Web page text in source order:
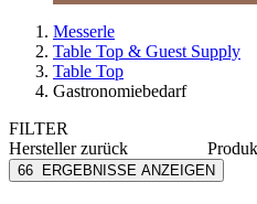
Messerle
Table Top & Guest Supply
Table Top
Gastronomiebedarf
FILTER
Herstellerzurück
Adeco
66 ERGEBNISSE ANZEIGEN